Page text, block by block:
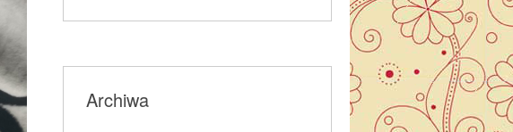
Archiwa